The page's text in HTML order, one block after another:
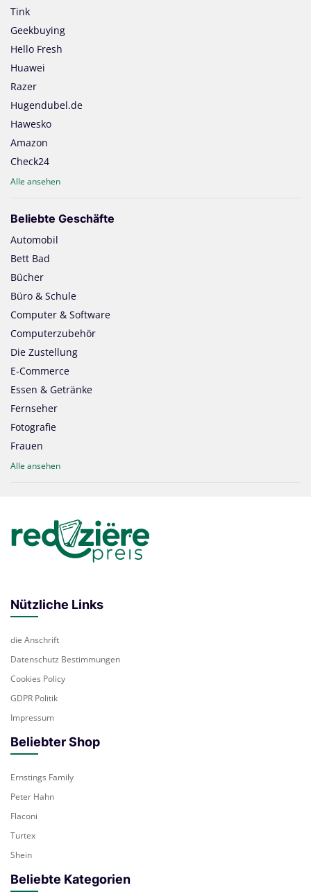
Tink
Geekbuying
Hello Fresh
Huawei
Razer
Hugendubel.de
Hawesko
Amazon
Check24
Alle ansehen
Beliebte Geschäfte
Automobil
Bett Bad
Bücher
Büro & Schule
Computer & Software
Computerzubehör
Die Zustellung
E-Commerce
Essen & Getränke
Fernseher
Fotografie
Frauen
Alle ansehen
Nützliche Links
die Anschrift
Datenschutz Bestimmungen
Cookies Policy
GDPR Politik
Impressum
Beliebter Shop
Ernstings Family
Peter Hahn
Flaconi
Turtex
Shein
Beliebte Kategorien